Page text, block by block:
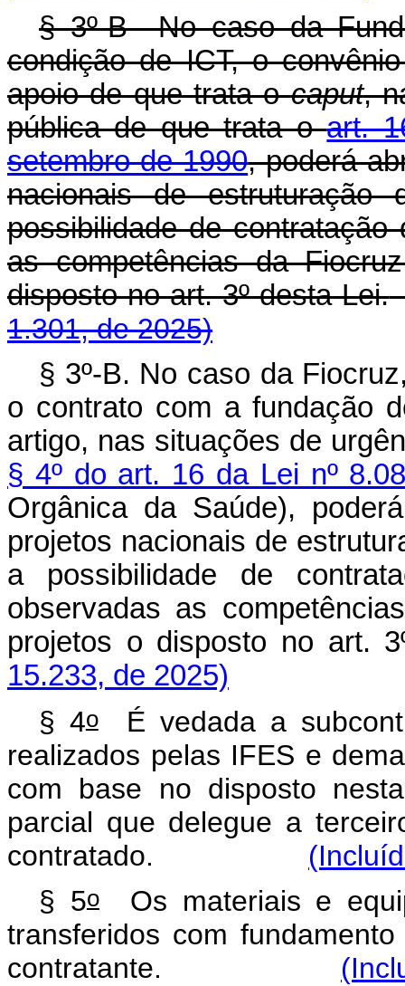
§ 3º-B No caso da
condição de ICT, o
apoio de que trata ocaput,
pública de que trata oart.
setembro de 1990, poderá
nacionais de estruturação
possibilidade de
as competências da
disposto no art. 3º desta Lei.
1.301, de 2025)
§ 3º-B. No caso da
o contrato com a fundação
artigo, nas situações de
§ 4º do art. 16 da Lei nº
Orgânica da Saúde),
projetos nacionais de
a possibilidade de
observadas as
projetos o disposto no art.
15.233, de 2025)
§ 4oÉ vedada a
realizados pelas IFES e
com base no disposto
parcial que delegue a
contratado.
§ 5oOs materiais e
transferidos com
contratante.